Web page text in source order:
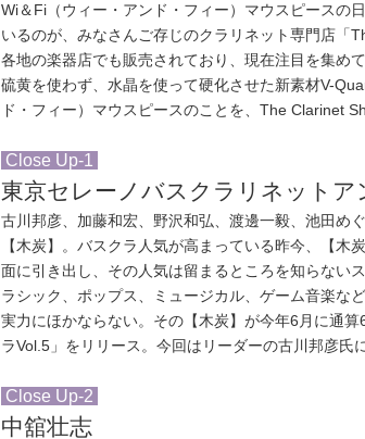
Wi＆Fi（ウィー・アンド・フィー）マウスピースの
いるのが、みなさんご存じのクラリネット専門店「
各地の楽器店でも販売されており、現在注目を集めて
硫黄を使わず、水晶を使って硬化させた新素材V-
ド・フィー）マウスピースのことを、The Clarinet
Close Up-1
東京セレーノバスクラリネットア
古川邦彦、加藤和宏、野沢和弘、渡邊一毅、池田め
【木炭】。バスクラ人気が高まっている昨今、【
面に引き出し、その人気は留まるところを知らない
ラシック、ポップス、ミュージカル、ゲーム音楽な
実力にほかならない。その【木炭】が今年6月に通
ラVol.5」をリリース。今回はリーダーの古川邦彦氏
Close Up-2
中舘壮志